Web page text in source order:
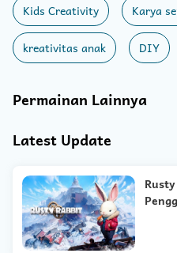
Kids Creativity Karya
kreativitas anak DIY
Permainan Lainnya
Latest Update